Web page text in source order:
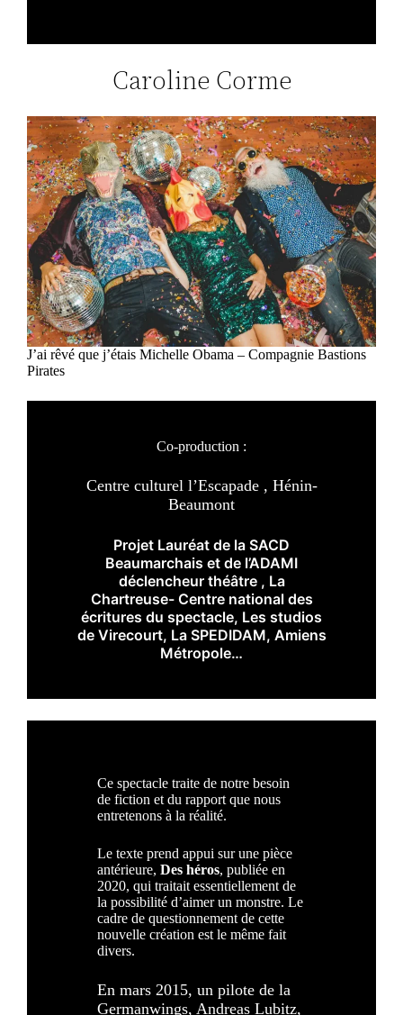
Caroline Corme
J’ai rêvé que j’étais Michelle Obama – Compagnie Bastions
Pirates
Co-production :
Centre culturel l’Escapade , Hénin-
Beaumont
Projet Lauréat de la SACD
Beaumarchais et de l’ADAMI
déclencheur théâtre , La
Chartreuse- Centre national des
écritures du spectacle, Les studios
de Virecourt, La SPEDIDAM, Amiens
Métropole…
Ce spectacle traite de notre besoin
de fiction et du rapport que nous
entretenons à la réalité.
Le texte prend appui sur une pièce
antérieure,Des héros, publiée en
2020, qui traitait essentiellement de
la possibilité d’aimer un monstre. Le
cadre de questionnement de cette
nouvelle création est le même fait
divers.
En mars 2015, un pilote de la
Germanwings, Andreas Lubitz,